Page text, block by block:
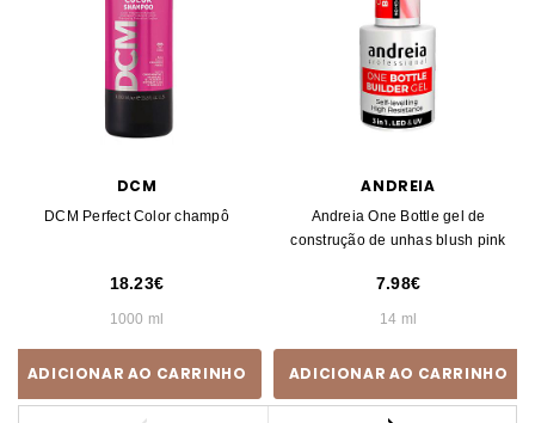
DCM
DCM Perfect Color champô
18.23
1000 ml
ADICIONAR AO CARRINHO
ANDREIA
Andreia One Bottle gel de
construção de unhas blush pink
7.98
14 ml
ADICIONAR AO CARRINHO